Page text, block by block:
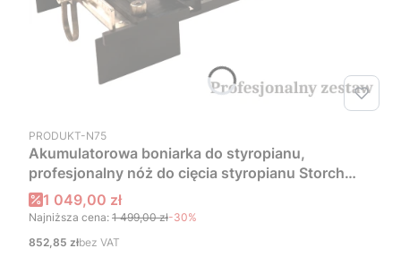
Kod produktu
PRODUKT-N75
Akumulatorowa boniarka do styropianu,
profesjonalny nóż do cięcia styropianu Storch
HotKnife 18V
Cena promocyjna
1 049,00 zł
Najniższa cena: 1 499,00 zł-30%
Cena
852,85 złbez VAT